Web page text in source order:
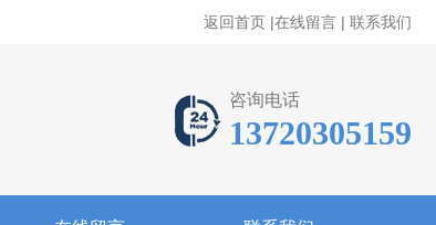
返回首页 |在线留言 | 联系我们
咨询电话
13720305159